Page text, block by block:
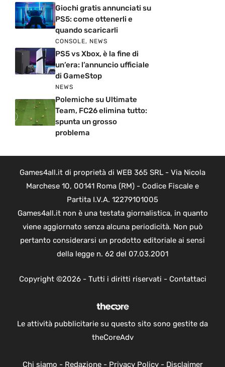
Giochi gratis annunciati su
PS5: come ottenerli e
quando scaricarli
CONSOLE, NEWS
PS5 vs Xbox, è la fine di
un’era: l’annuncio ufficiale
di GameStop
NEWS
Polemiche su Ultimate
Team, FC26 elimina tutto:
spunta un grosso
problema
Games4all.it di proprietà di WEB 365 SRL - Via Nicola
Marchese 10, 00141 Roma (RM) - Codice Fiscale e
Partita I.V.A. 12279101005
Games4all.it non è una testata giornalistica, in quanto
viene aggiornato senza alcuna periodicità. Non può
pertanto considerarsi un prodotto editoriale ai sensi
della legge n. 62 del 07.03.2001
Copyright ©2026 - Tutti i diritti riservati - Contattaci
Le attività pubblicitarie su questo sito sono gestite da
theCoreAdv
Chi siamo - Redazione- Privacy Policy- Disclaimer